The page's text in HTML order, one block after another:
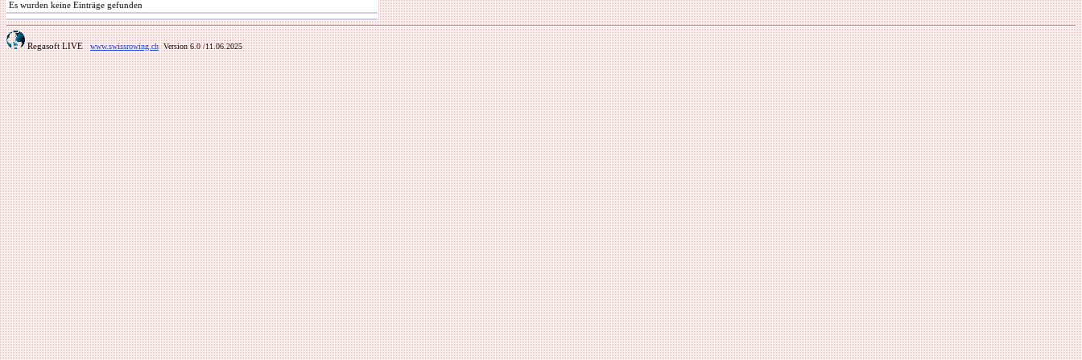
Es wurden keine Einträge gefunden
Regasoft LIVE www.swissrowing.chVersion 6.0/11.06.2025